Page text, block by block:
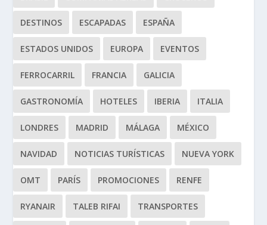
DESTINOS ESCAPADAS ESPAÑA
ESTADOS UNIDOS EUROPA EVENTOS
FERROCARRIL FRANCIA GALICIA
GASTRONOMÍA HOTELES IBERIA ITALIA
LONDRES MADRID MÁLAGA MÉXICO
NAVIDAD NOTICIAS TURÍSTICAS NUEVA YORK
OMT PARÍS PROMOCIONES RENFE
RYANAIR TALEB RIFAI TRANSPORTES